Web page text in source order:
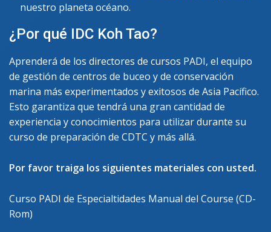
nuestro planeta océano.
¿Por qué IDC Koh Tao?
Aprenderá de los directores de cursos PADI, el equipo
de gestión de centros de buceo y de conservación
marina más experimentados y exitosos de Asia Pacífico.
Esto garantiza que tendrá una gran cantidad de
experiencia y conocimientos para utilizar durante su
curso de preparación de CDTC y más allá.
Por favor traiga los siguientes materiales con usted.
Curso PADI de Especialtidades Manual del Course (CD-
Rom)